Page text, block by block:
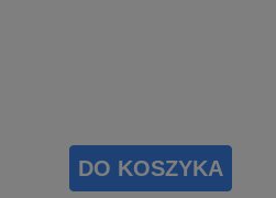
DO KOSZYKA